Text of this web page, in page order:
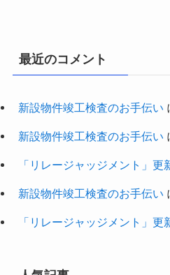
最近のコメント
新設物件竣工検査のお手伝い
新設物件竣工検査のお手伝い
「リレージャッジメント」更
新設物件竣工検査のお手伝い
「リレージャッジメント」更